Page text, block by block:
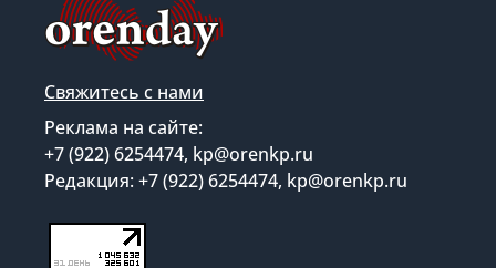
Свяжитесь с нами
Реклама на сайте:
+7 (922) 6254474, kp@orenkp.ru
Редакция: +7 (922) 6254474, kp@orenkp.ru